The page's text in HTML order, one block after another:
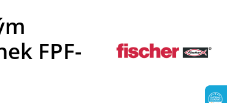
FPF-